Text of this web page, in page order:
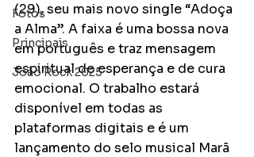
Fotos
Principais
João Rock 2025
(29), seu mais novo single “Adoça
a Alma”. A faixa é uma bossa nova
em português e traz mensagem
espiritual de esperança e de cura
emocional. O trabalho estará
disponível em todas as
plataformas digitais e é um
lançamento do selo musical Marã